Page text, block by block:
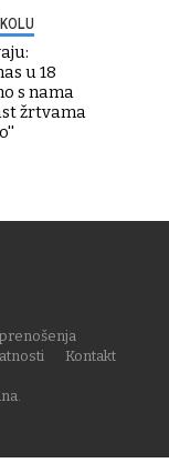
u 18
s nama
žrtvama
Kontakt